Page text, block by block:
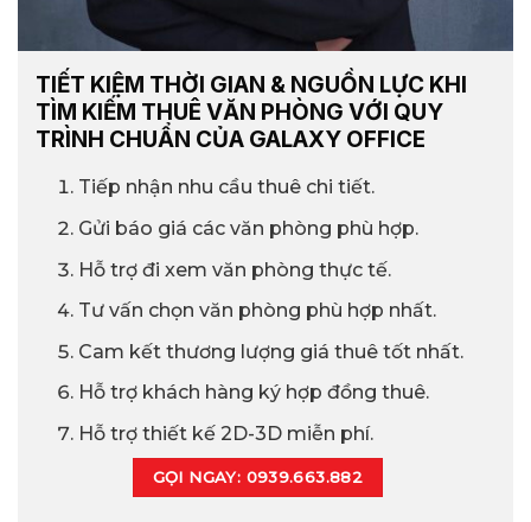
TIẾT KIỆM THỜI GIAN & NGUỒN LỰC KHI
TÌM KIẾM THUÊ VĂN PHÒNG VỚI QUY
TRÌNH CHUẨN CỦA GALAXY OFFICE
Tiếp nhận nhu cầu thuê chi tiết.
Gửi báo giá các văn phòng phù hợp.
Hỗ trợ đi xem văn phòng thực tế.
Tư vấn chọn văn phòng phù hợp nhất.
Cam kết thương lượng giá thuê tốt nhất.
Hỗ trợ khách hàng ký hợp đồng thuê.
Hỗ trợ thiết kế 2D-3D miễn phí.
GỌI NGAY: 0939.663.882